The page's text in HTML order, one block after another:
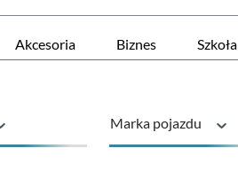
Akcesoria Biznes Szkoła
Marka pojazdu